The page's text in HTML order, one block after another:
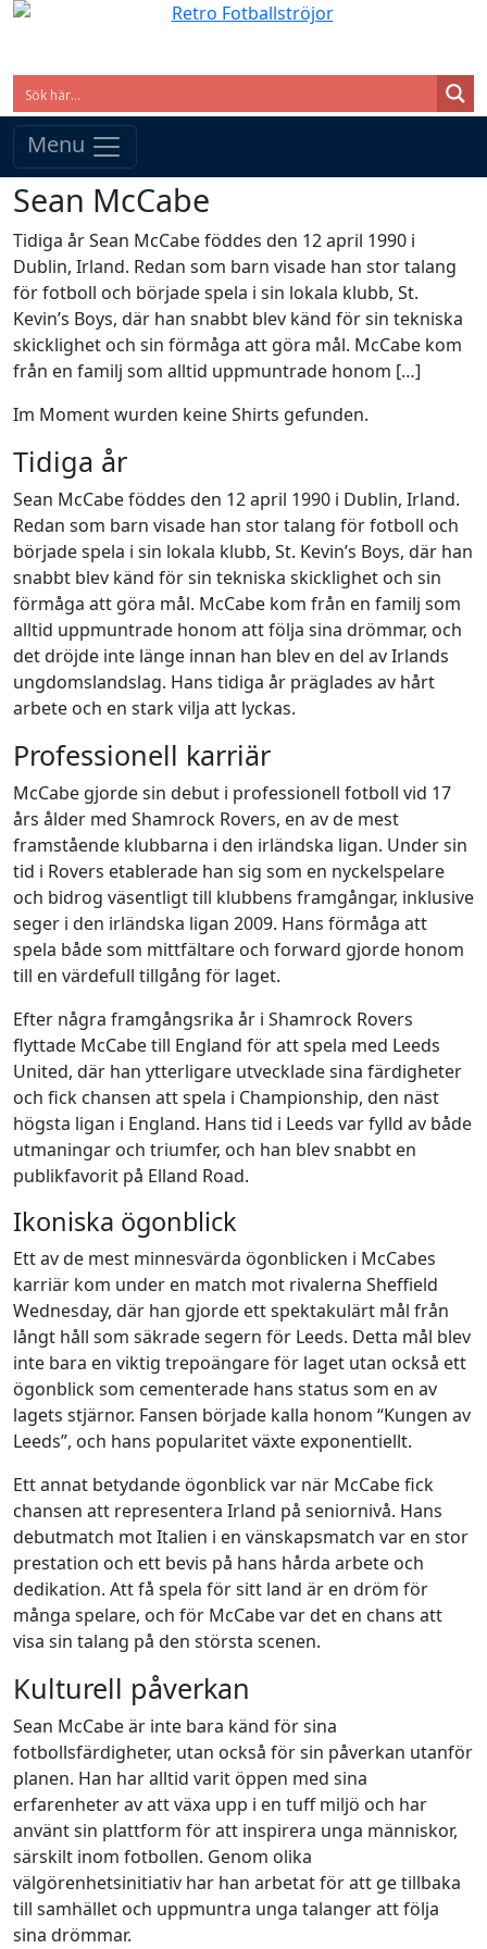
Menu
Sean McCabe
Tidiga år Sean McCabe föddes den 12 april 1990 i
Dublin, Irland. Redan som barn visade han stor talang
för fotboll och började spela i sin lokala klubb, St.
Kevin’s Boys, där han snabbt blev känd för sin tekniska
skicklighet och sin förmåga att göra mål. McCabe kom
från en familj som alltid uppmuntrade honom […]
Im Moment wurden keine Shirts gefunden.
Tidiga år
Sean McCabe föddes den 12 april 1990 i Dublin, Irland.
Redan som barn visade han stor talang för fotboll och
började spela i sin lokala klubb, St. Kevin’s Boys, där han
snabbt blev känd för sin tekniska skicklighet och sin
förmåga att göra mål. McCabe kom från en familj som
alltid uppmuntrade honom att följa sina drömmar, och
det dröjde inte länge innan han blev en del av Irlands
ungdomslandslag. Hans tidiga år präglades av hårt
arbete och en stark vilja att lyckas.
Professionell karriär
McCabe gjorde sin debut i professionell fotboll vid 17
års ålder med Shamrock Rovers, en av de mest
framstående klubbarna i den irländska ligan. Under sin
tid i Rovers etablerade han sig som en nyckelspelare
och bidrog väsentligt till klubbens framgångar, inklusive
seger i den irländska ligan 2009. Hans förmåga att
spela både som mittfältare och forward gjorde honom
till en värdefull tillgång för laget.
Efter några framgångsrika år i Shamrock Rovers
flyttade McCabe till England för att spela med Leeds
United, där han ytterligare utvecklade sina färdigheter
och fick chansen att spela i Championship, den näst
högsta ligan i England. Hans tid i Leeds var fylld av både
utmaningar och triumfer, och han blev snabbt en
publikfavorit på Elland Road.
Ikoniska ögonblick
Ett av de mest minnesvärda ögonblicken i McCabes
karriär kom under en match mot rivalerna Sheffield
Wednesday, där han gjorde ett spektakulärt mål från
långt håll som säkrade segern för Leeds. Detta mål blev
inte bara en viktig trepoängare för laget utan också ett
ögonblick som cementerade hans status som en av
lagets stjärnor. Fansen började kalla honom “Kungen av
Leeds”, och hans popularitet växte exponentiellt.
Ett annat betydande ögonblick var när McCabe fick
chansen att representera Irland på seniornivå. Hans
debutmatch mot Italien i en vänskapsmatch var en stor
prestation och ett bevis på hans hårda arbete och
dedikation. Att få spela för sitt land är en dröm för
många spelare, och för McCabe var det en chans att
visa sin talang på den största scenen.
Kulturell påverkan
Sean McCabe är inte bara känd för sina
fotbollsfärdigheter, utan också för sin påverkan utanför
planen. Han har alltid varit öppen med sina
erfarenheter av att växa upp i en tuff miljö och har
använt sin plattform för att inspirera unga människor,
särskilt inom fotbollen. Genom olika
välgörenhetsinitiativ har han arbetat för att ge tillbaka
till samhället och uppmuntra unga talanger att följa
sina drömmar.